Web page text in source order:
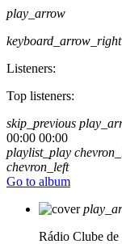
play_arrow
keyboard_arrow_right
Listeners:
Top listeners:
skip_previous
00:00 00:00
playlist_play
chevron_left
Go to album
Rádio Clube de